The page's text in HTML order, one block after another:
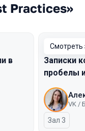
Practices»
в
Смотреть
Записки
пробелы
VK /
Зал 3